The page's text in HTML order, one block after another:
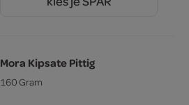
Mora Kipsate Pittig
160 Gram